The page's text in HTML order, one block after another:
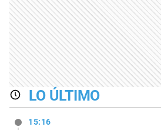
LO ÚLTIMO
15:16